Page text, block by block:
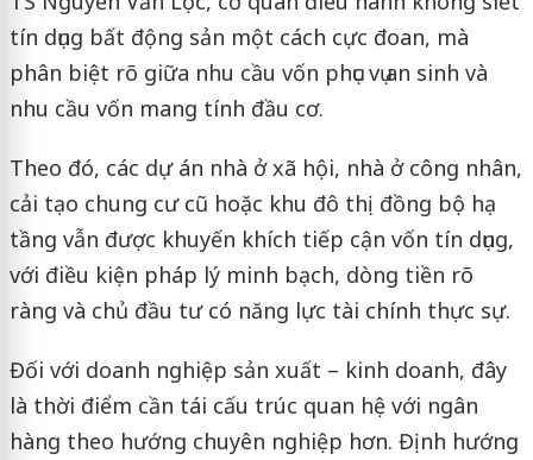
tín dụng bất động sản một cách cực đoan, mà
phân biệt rõ giữa nhu cầu vốn phục vụ an sinh và
nhu cầu vốn mang tính đầu cơ.
Theo đó, các dự án nhà ở xã hội, nhà ở công nhân,
cải tạo chung cư cũ hoặc khu đô thị đồng bộ hạ
tầng vẫn được khuyến khích tiếp cận vốn tín dụng,
với điều kiện pháp lý minh bạch, dòng tiền rõ
ràng và chủ đầu tư có năng lực tài chính thực sự.
Đối với doanh nghiệp sản xuất – kinh doanh, đây
là thời điểm cần tái cấu trúc quan hệ với ngân
hàng theo hướng chuyên nghiệp hơn. Định hướng